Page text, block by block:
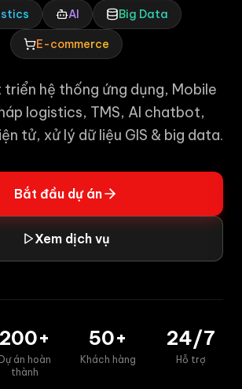
AI Big Data
E-commerce
triển hệ thống ứng dụng, Mobile
logistics, TMS, AI chatbot,
tử, xử lý dữ liệu GIS & big data.
Bắt đầu dự án
Xem dịch vụ
200+
Dự án hoàn
thành
50+
Khách hàng
24/7
Hỗ trợ